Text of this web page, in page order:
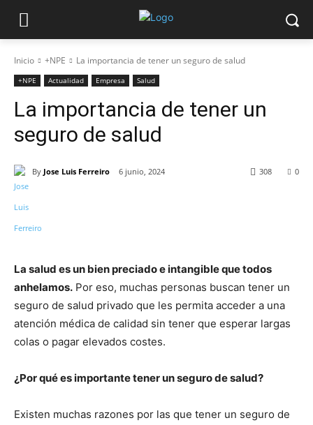
Inicio +NPE La importancia de tener un seguro de salud
+NPE Actualidad Empresa Salud
La importancia de tener un
seguro de salud
By Jose Luis Ferreiro 6 junio, 2024 0
308
La salud es un bien preciado e intangible que todos
anhelamos. Por eso, muchas personas buscan tener un
seguro de salud privado que les permita acceder a una
atención médica de calidad sin tener que esperar largas
colas o pagar elevados costes.
¿Por qué es importante tener un seguro de salud?
Existen muchas razones por las que tener un seguro de